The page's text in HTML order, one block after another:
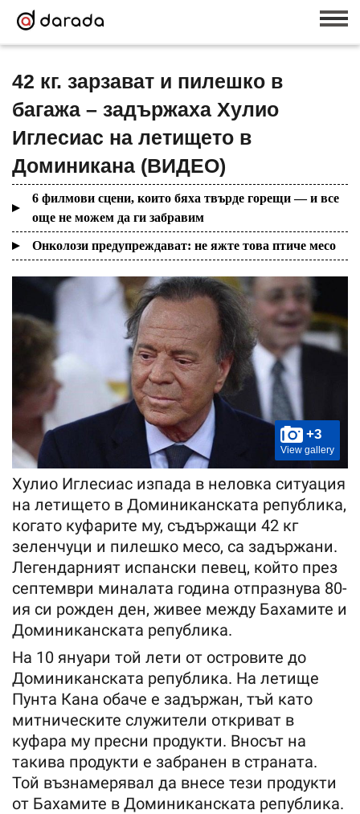
42 кг. зарзават и пилешко в
багажа – задържаха Хулио
Иглесиас на летището в
Доминикана (ВИДЕО)
6 филмови сцени, които бяха твърде горещи — и все
още не можем да ги забравим
Онколози предупреждават: не яжте това птиче месо
+3
View gallery
Хулио Иглесиас изпада в неловка ситуация
на летището в Доминиканската република,
когато куфарите му, съдържащи 42 кг
зеленчуци и пилешко месо, са задържани.
Легендарният испански певец, който през
септември миналата година отпразнува 80-
ия си рожден ден, живее между Бахамите и
Доминиканската република.
На 10 януари той лети от островите до
Доминиканската република. На летище
Пунта Кана обаче е задържан, тъй като
митническите служители откриват в
куфара му пресни продукти. Вносът на
такива продукти е забранен в страната.
Той възнамерявал да внесе тези продукти
от Бахамите в Доминиканската република.